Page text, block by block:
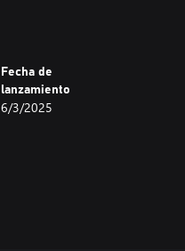
Fecha de
lanzamiento
6/3/2025